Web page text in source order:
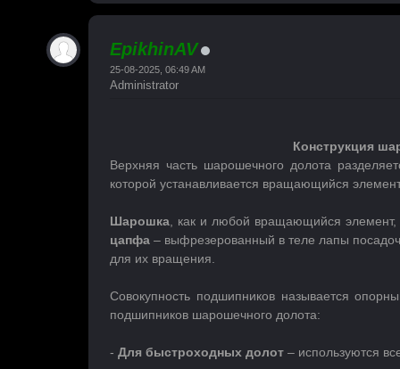
EpikhinAV
25-08-2025, 06:49 AM
Administrator
Конструкция
Верхняя часть шарошечного долота
которой устанавливается вращающийся
Шарошка, как и любой вращающийся элемент,
цапфа– выфрезерованный в теле лапы
для их вращения.
Совокупность подшипников называется
подшипников шарошечного долота:
- Для быстроходных долот– используются